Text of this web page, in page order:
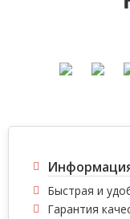
Быстрая и
Гарантия